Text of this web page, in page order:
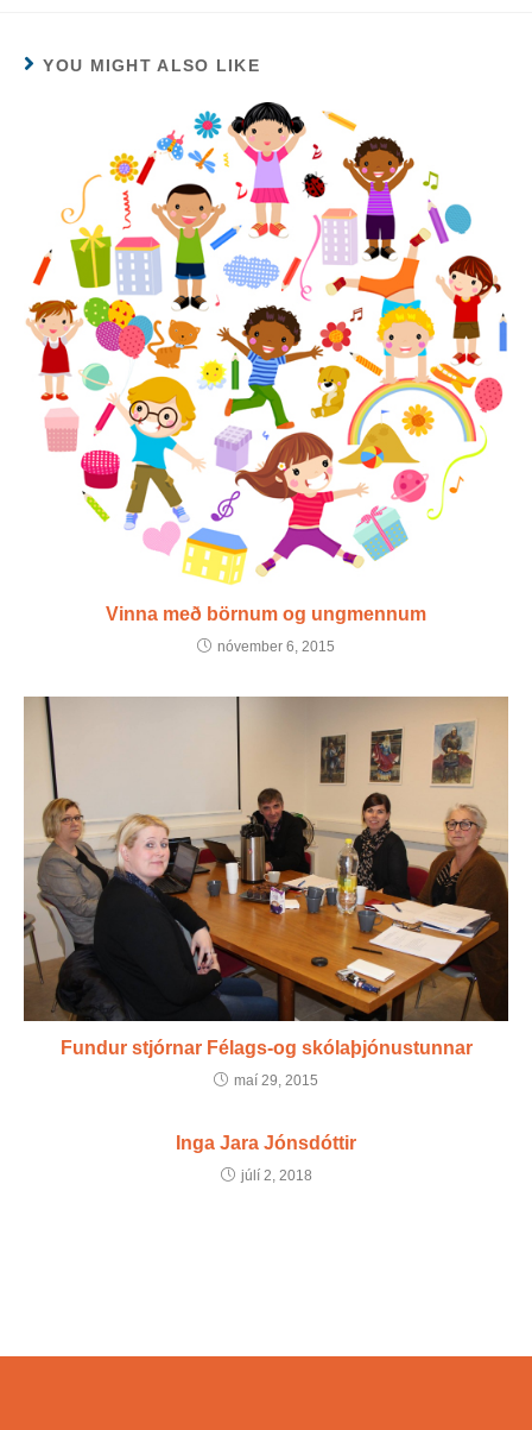
YOU MIGHT ALSO LIKE
Vinna með börnum og ungmennum
nóvember 6, 2015
Fundur stjórnar Félags-og skólaþjónustunnar
maí 29, 2015
Inga Jara Jónsdóttir
júlí 2, 2018